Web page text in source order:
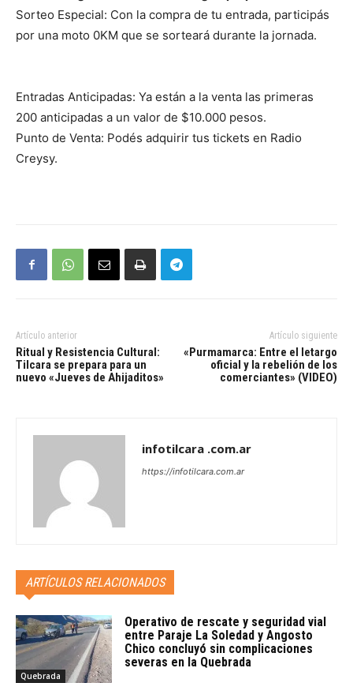
Sorteo Especial: Con la compra de tu entrada, participás
por una moto 0KM que se sorteará durante la jornada.
Entradas Anticipadas: Ya están a la venta las primeras
200 anticipadas a un valor de $10.000 pesos.
Punto de Venta: Podés adquirir tus tickets en Radio
Creysy.
Artículo anterior
Ritual y Resistencia Cultural:
Tilcara se prepara para un
nuevo «Jueves de Ahijaditos»
Artículo siguiente
«Purmamarca: Entre el letargo
oficial y la rebelión de los
comerciantes» (VIDEO)
infotilcara .com.ar
https://infotilcara.com.ar
ARTÍCULOS RELACIONADOS
Quebrada
Operativo de rescate y seguridad vial
entre Paraje La Soledad y Angosto
Chico concluyó sin complicaciones
severas en la Quebrada